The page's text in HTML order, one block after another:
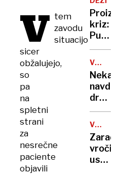
V tem
zavodu
situacijo
sicer
obžalujejo,
so
pa
na
spletni
strani
za
nesrečne
paciente
objavili
in
rakete
letnica
z
podrla
lastni
rekord
kriz:
Putin
je
našel
novo
orožje
za
V
ZDA
drugi
nove
viruse
VAL
Zaradi